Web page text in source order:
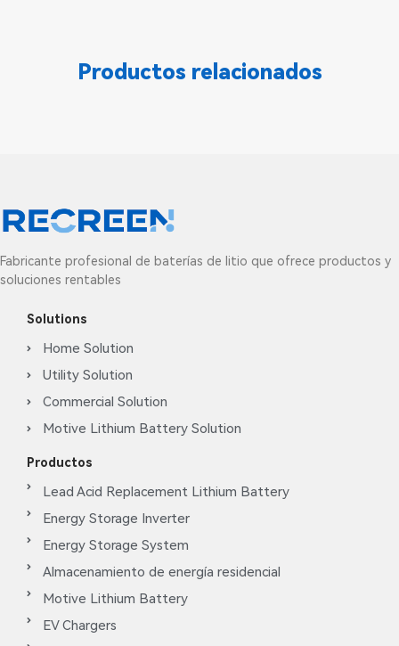
Productos relacionados
Fabricante profesional de baterías de litio que ofrece productos y
soluciones rentables
Solutions
Home Solution
Utility Solution
Commercial Solution
Motive Lithium Battery Solution
Productos
Lead Acid Replacement Lithium Battery
Energy Storage Inverter
Energy Storage System
Almacenamiento de energía residencial
Motive Lithium Battery
EV Chargers